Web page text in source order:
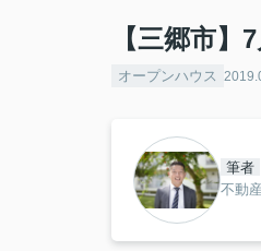
【三郷市
オープンハウス
筆者
不動